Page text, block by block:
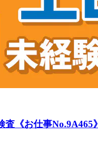
《お仕事No.9A465》